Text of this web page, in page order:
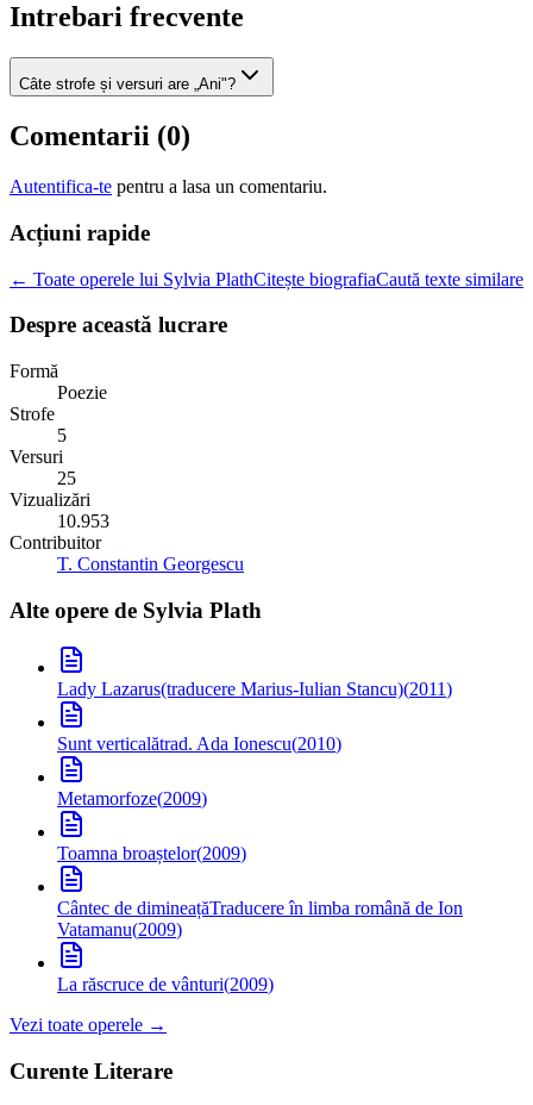
Intrebari frecvente
Câte strofe și versuri are „Ani"?
Comentarii (0)
Autentifica-te pentru a lasa un comentariu.
Acțiuni rapide
← Toate operele lui Sylvia PlathCitește biografiaCaută texte similare
Despre această lucrare
Formă
Poezie
Strofe
5
Versuri
25
Vizualizări
10.953
Contribuitor
T. Constantin Georgescu
Alte opere de Sylvia Plath
Lady Lazarus(traducere Marius-Iulian Stancu)(2011)
Sunt verticalătrad. Ada Ionescu(2010)
Metamorfoze(2009)
Toamna broaștelor(2009)
Cântec de dimineațăTraducere în limba română de Ion
Vatamanu(2009)
La răscruce de vânturi(2009)
Vezi toate operele →
Curente Literare